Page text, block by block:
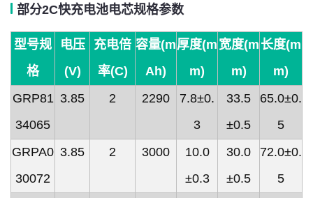
部分2C快充电池电芯规格参数
型号规
格
电压
(V)
充电倍
率(C)
容量(m
Ah)
厚度(m
m)
宽度(m
m)
长度(m
m)
GRP81
34065
3.85 2 2290
7.8±0.
3
33.5
±0.5
65.0±0.
5
GRPA0
30072
3.85 2 3000
10.0
±0.3
30.0
±0.5
72.0±0.
5